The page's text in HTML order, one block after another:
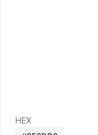
HEX